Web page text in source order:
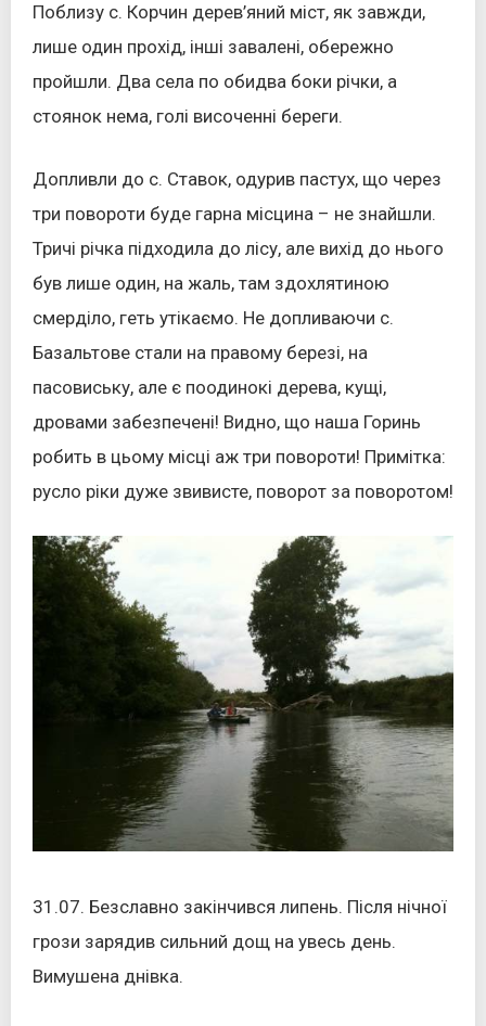
Поблизу с. Корчин дерев’яний міст, як завжди,
лише один прохід, інші завалені, обережно
пройшли. Два села по обидва боки річки, а
стоянок нема, голі височенні береги.
Допливли до с. Ставок, одурив пастух, що через
три повороти буде гарна місцина – не знайшли.
Тричі річка підходила до лісу, але вихід до нього
був лише один, на жаль, там здохлятиною
смерділо, геть утікаємо. Не допливаючи с.
Базальтове стали на правому березі, на
пасовиську, але є поодинокі дерева, кущі,
дровами забезпечені! Видно, що наша Горинь
робить в цьому місці аж три повороти! Примітка:
русло ріки дуже звивисте, поворот за поворотом!
31.07. Безславно закінчився липень. Після нічної
грози зарядив сильний дощ на увесь день.
Вимушена днівка.